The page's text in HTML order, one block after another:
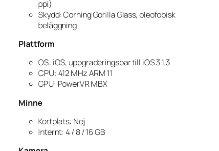
ppi)
Skydd: Corning Gorilla Glass, oleofobisk
beläggning
Plattform
OS: iOS, uppgraderingsbar till iOS 3.1.3
CPU: 412 MHz ARM 11
GPU: PowerVR MBX
Minne
Kortplats: Nej
Internt: 4 / 8 / 16 GB